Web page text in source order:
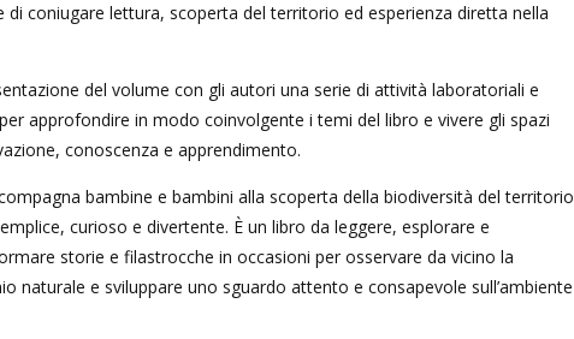
di coniugare lettura, scoperta del territorio ed esperienza diretta nella
del volume con gli autori una serie di attività laboratoriali e
approfondire in modo coinvolgente i temi del libro e vivere gli spazi
conoscenza e apprendimento.
bambine e bambini alla scoperta della biodiversità del territorio
curioso e divertente. È un libro da leggere, esplorare e
storie e filastrocche in occasioni per osservare da vicino la
naturale e sviluppare uno sguardo attento e consapevole sull’ambiente